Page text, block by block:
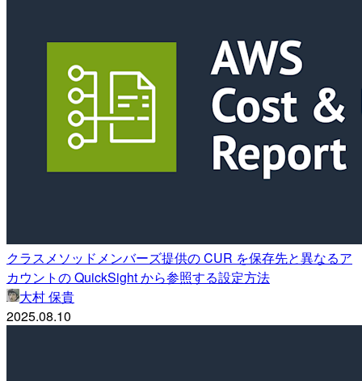
クラスメソッドメンバーズ提供の CUR を保存先と異なるア
カウントの QuickSight から参照する設定方法
大村 保貴
2025.08.10